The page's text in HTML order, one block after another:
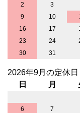
2
3
9
10
16
17
23
24
30
31
2026年9月の定休日
日
月
6
7